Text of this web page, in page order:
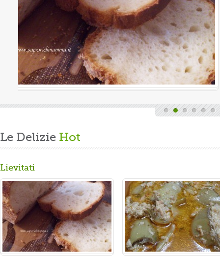
Valutazione media: (0 / 5)
quindi finita la fatica del lavoro settimanale
di casa, mi dedico alla mia grande passione.
un panbrioche salutare per la ...
Le Delizie Hot
Lievitati